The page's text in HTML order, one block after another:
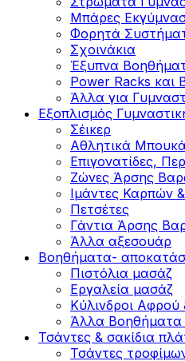
Μπάρες
Φορητά
Σχοινάκια
Έξυπνα
Power Racks και
Άλλα για
Εξοπλισμός
Σέικερ
Αθλητικά
Επιγονατίδες,
Ζώνες Άρσης
Ιμάντες Καρπών
Πετσέτες
Γάντια Άρσης
Άλλα αξεσουάρ
Βοηθήματα-
Πιστόλια μασάζ
Εργαλεία μασάζ
Κύλινδροι
Άλλα
Τσάντες & σακίδια
Τσάντες